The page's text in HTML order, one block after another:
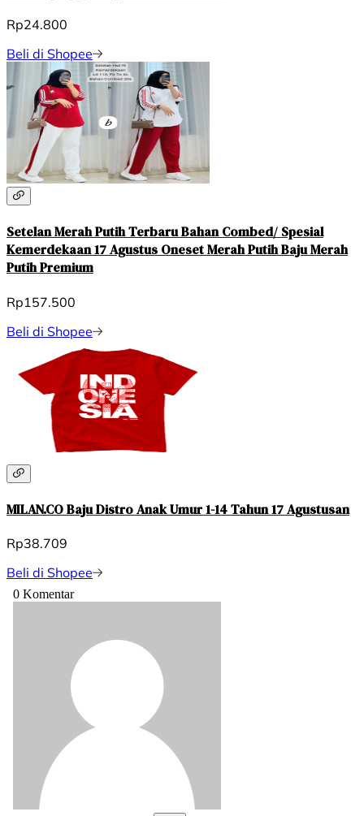
Rp24.800
Beli di Shopee
Setelan Merah Putih Terbaru Bahan Combed/ Spesial
Kemerdekaan 17 Agustus Oneset Merah Putih Baju Merah
Putih Premium
Rp157.500
Beli di Shopee
MILAN.CO Baju Distro Anak Umur 1-14 Tahun 17 Agustusan
Rp38.709
Beli di Shopee